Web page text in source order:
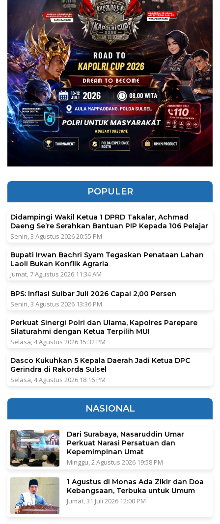
POPULER
Didampingi Wakil Ketua 1 DPRD Takalar, Achmad
Daeng Se’re Serahkan Bantuan PIP Kepada 106 Pelajar
Senin, 3 Agustus 2026 20:55 PM
Bupati Irwan Bachri Syam Tegaskan Penataan Lahan
Laoli Bukan Konflik Agraria
Jumat, 7 Agustus 2026 11:34 AM
BPS: Inflasi Sulbar Juli 2026 Capai 2,00 Persen
Senin, 3 Agustus 2026 13:36 PM
Perkuat Sinergi Polri dan Ulama, Kapolres Parepare
Silaturahmi dengan Ketua Terpilih MUI
Selasa, 4 Agustus 2026 15:32 PM
Dasco Kukuhkan 5 Kepala Daerah Jadi Ketua DPC
Gerindra di Rakorda Sulsel
Selasa, 4 Agustus 2026 18:16 PM
NASIONAL
Dari Surabaya, Nasaruddin Umar
Perkuat Narasi Persatuan dan
Kepemimpinan Umat
Minggu, 2 Agustus 2026 19:58 PM
1 Agustus di Monas Ada Zikir dan Doa
Kebangsaan, Terbuka untuk Umum
Jumat, 31 Juli 2026 12:00 PM